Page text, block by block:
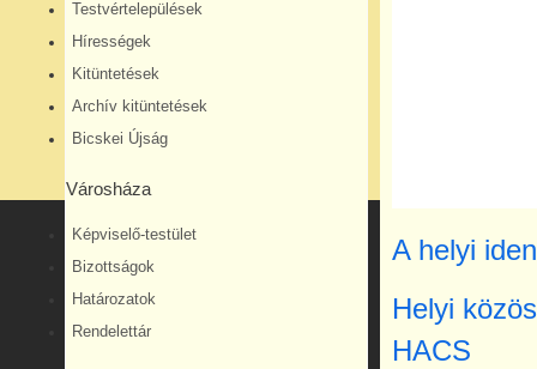
Testvértelepülések
Hírességek
Kitüntetések
Archív kitüntetések
Bicskei Újság
Városháza
Képviselő-testület
Bizottságok
Határozatok
Rendelettár
A helyi
Helyi
HACS